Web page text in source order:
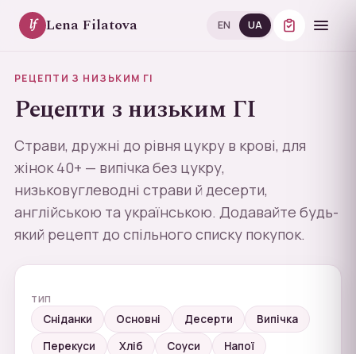
lf Lena Filatova EN UA
РЕЦЕПТИ З НИЗЬКИМ ГІ
Рецепти з низьким ГІ
Страви, дружні до рівня цукру в крові, для
жінок 40+ — випічка без цукру,
низьковуглеводні страви й десерти,
англійською та українською. Додавайте будь-
який рецепт до спільного списку покупок.
ТИП
Сніданки Основні Десерти
Випічка
Перекуси
Хліб Соуси Напої